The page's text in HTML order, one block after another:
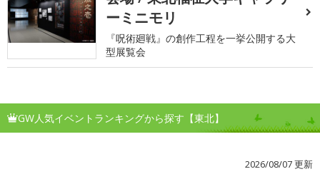
ーミニモリ
『呪術廻戦』の創作工程を一挙公開する大
型展覧会
GW人気イベントランキングから探す【東北】
2026/08/07 更新